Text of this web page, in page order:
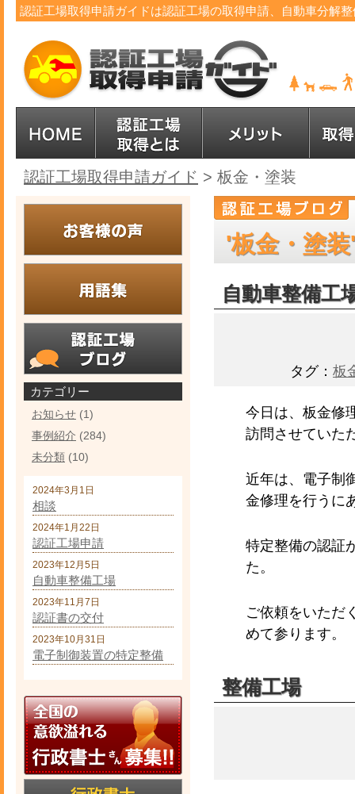
認証工場取得申請ガイドは認証工場の取得申請、自動車分解
認証工場取得申請ガイド > 板金・塗装
'板金・塗
自動車整備工
タグ： 板
今日は、板金修
訪問させていた
近年は、電子制
金修理を行うに
特定整備の認証
た。
ご依頼をいただ
めて参ります。
整備工場
カテゴリー
お知らせ (1)
事例紹介 (284)
未分類 (10)
2024年3月1日
相談
2024年1月22日
認証工場申請
2023年12月5日
自動車整備工場
2023年11月7日
認証書の交付
2023年10月31日
電子制御装置の特定整備